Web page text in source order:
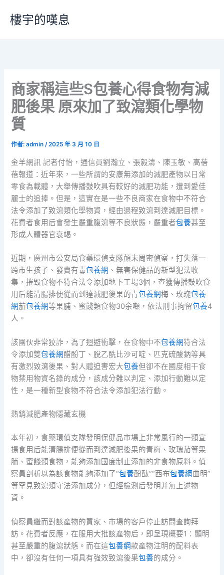
要
樓宇的嘆息
商家稱這些S包養心得食物有減
肥後果 原來加了致瀉類化學物
質
作者:admin/2025 年 3 月 10 日
金羊網訊 記者付怡，通信員劉瀚立、張毅濤、陳玉敏、高蓓
蓓報道：近年來，一些所謂的安康無添加的減肥產物以日常
零食為載體，大舉傳播鼓吹具有較好的減肥功能，遭到愛佳
麗士的追捧。但是，這實在是一些不良商家在食物中不符合
法令添加了致瀉類化學物資，經由過程致瀉到達減肥目標。
花費者食用后會發生嚴重腹瀉等不良狀態，嚴重者包養甚至
形成人體器官衰竭。
近期，廣州市公安局食藥環偵支隊顛末周密偵察，打失落一
跨市生孩子、發賣有毒包養網 、無害保健品的新型犯法收
集，摧毀食物不符合法令添加地下工場3個，查獲傳播鼓吹食
用后能清腸排便從而到達減肥後果的青包養網梅、玫瑰包養
網茄包養網等果脯、蜜餞類食物30余噸，依法刑事拘留包養4
人。
該團伙非常狡詐，為了迴避衝擊，在食物中不包養網符合法
令添加雙包養網醋酚丁、脫乙酰比沙可啶、匹克硫酸鈉等具
有激烈致瀉後果、對人體迫害宏大包養但卻不在國度相干食
物禁用物資名錄的成分，該成分難以判定、添加行動難以定
性，是一種新型食物不符合法令添加犯法行動。
熱銷減肥產物隱藏玄機
本年初，食藥環偵支隊發明保健品市場上非常風行的一類宣
揚食用后能清腸排便從而到達減肥後果的青梅、玫瑰茄等果
脯、蜜餞類食物，能夠添加國度制止添加的非食物原料。偵
察員剖析以為該食物能夠添加了“包養酚酞”“西布包養網曲明”
等罕見致瀉類守法添加成分，但經檢測后發明并無上述物
資。
偵察員繼而對該產物的買家、市場的客戶停止訪問查詢拜
訪。花費者反應，在服用大批該產物后，即呈現概要1：顯明
甚至嚴重的腹瀉狀態。而在這包養網款產物注明的配料表
中，卻沒有任何一項具有強效致瀉後果包養的成分。